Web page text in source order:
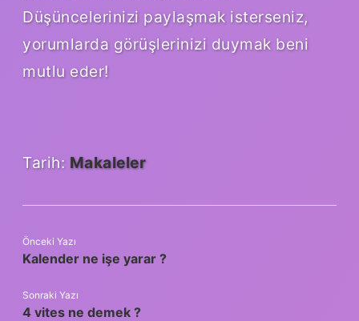
Düşüncelerinizi paylaşmak isterseniz,
yorumlarda görüşlerinizi duymak beni
mutlu eder!
Tarih: Makaleler
Önceki Yazı
Kalender ne işe yarar ?
Sonraki Yazı
4 vites ne demek ?